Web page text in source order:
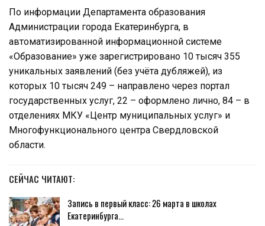
По информации Департамента образования
Администрации города Екатеринбурга, в
автоматизированной информационной системе
«Образование» уже зарегистрировано 10 тысяч 355
уникальных заявлений (без учёта дубляжей), из
которых 10 тысяч 249 – направлено через портал
государственных услуг, 22 – оформлено лично, 84 – в
отделениях МКУ «Центр муниципальных услуг» и
Многофункционального центра Свердловской
области.
СЕЙЧАС ЧИТАЮТ:
Запись в первый класс: 26 марта в школах
Екатеринбурга…